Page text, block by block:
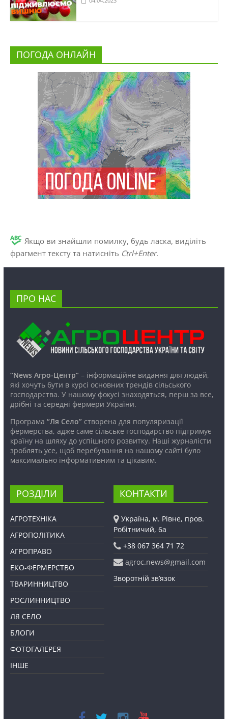
ПОГОДА ОНЛАЙН
Якщо ви знайшли помилку, будь ласка, виділіть
фрагмент тексту та натисніть Ctrl+Enter.
ПРО НАС
“News Агро-Центр”– інформаційне видання для людей,
які хочуть бути в курсі основних трендів сільського
господарства. У нашому фокусі знаходяться, перш за все,
дрібні та середні фермери України.
Програма “Ля Село”створена для популяризації
фермерства, адже саме сільське господарство підтримує
країну на шляху до успішного розвитку. Наші журналісти
зроблять усе, щоб перебування на нашому сайті було
максимально інформативним та цікавим.
РОЗДІЛИ
АГРОТЕХНІКА
АГРОПОЛІТИКА
АГРОПРАВО
ЕКО-ФЕРМЕРСТВО
ТВАРИННИЦТВО
РОСЛИННИЦТВО
ЛЯ СЕЛО
БЛОГИ
ФОТОГАЛЕРЕЯ
ІНШЕ
КОНТАКТИ
Україна, м. Рівне, пров.
Робітничий, 6а
+38 067 364 71 72
agroc.news@gmail.com
Зворотній зв’язок